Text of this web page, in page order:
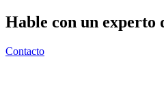
Hable con un experto
Contacto